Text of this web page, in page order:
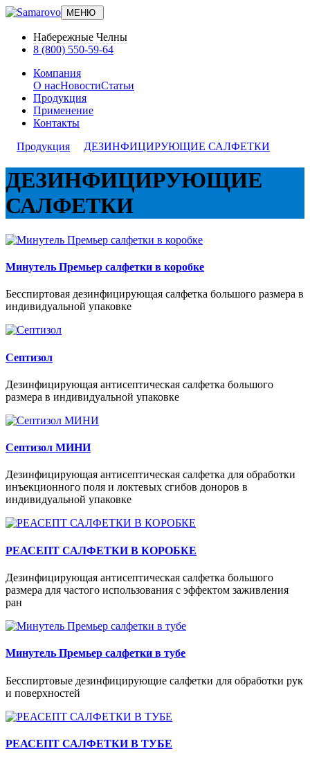
МЕНЮ
Набережные Челны
8 (800) 550-59-64
Компания
О насНовостиСтатьи
Продукция
Применение
Контакты
Продукция
ДЕЗИНФИЦИРУЮЩИЕ САЛФЕТКИ
ДЕЗИНФИЦИРУЮЩИЕ
САЛФЕТКИ
Минутель Премьер салфетки в коробке
Бесспиртовая дезинфицирующая салфетка большого размера в
индивидуальной упаковке
Септизол
Дезинфицирующая антисептическая салфетка большого
размера в индивидуальной упаковке
Септизол МИНИ
Дезинфицирующая антисептическая салфетка для обработки
инъекционного поля и локтевых сгибов доноров в
индивидуальной упаковке
РЕАСЕПТ САЛФЕТКИ В КОРОБКЕ
Дезинфицирующая антисептическая салфетка большого
размера для частого использования с эффектом заживления
ран
Минутель Премьер салфетки в тубе
Бесспиртовые дезинфицирующие салфетки для обработки рук
и поверхностей
РЕАСЕПТ САЛФЕТКИ В ТУБЕ